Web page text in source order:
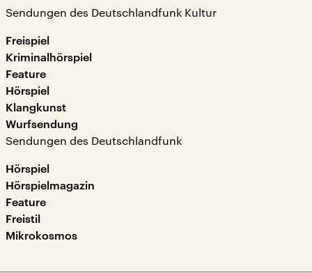
Sendungen des Deutschlandfunk Kultur
Freispiel
Kriminalhörspiel
Feature
Hörspiel
Klangkunst
Wurfsendung
Sendungen des Deutschlandfunk
Hörspiel
Hörspielmagazin
Feature
Freistil
Mikrokosmos